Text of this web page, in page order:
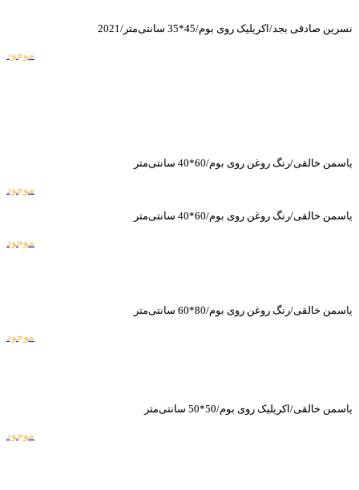
نسرین صادقی بجد/اکریلیک روی بوم/45*35 سانتی‌متر/2021
موجود
یاسمن خالقی/رنگ روغن روی بوم/60*40 سانتی‌متر
موجود
یاسمن خالقی/رنگ روغن روی بوم/60*40 سانتی‌متر
موجود
یاسمن خالقی/رنگ روغن روی بوم/80*60 سانتی‌متر
موجود
یاسمن خالقی/اکریلیک روی بوم/50*50 سانتی‌متر
موجود